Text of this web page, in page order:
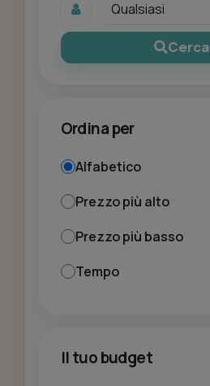
Cerca
Ordina per
Alfabetico
Prezzo più alto
Prezzo più basso
Tempo
Il tuo budget